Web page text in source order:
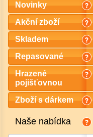
Novinky
Akční zboží
Skladem
Repasované
Hrazené
pojišťovnou
Zboží s dárkem
Naše nabídka